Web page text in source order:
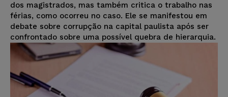
dos magistrados, mas também critica o trabalho nas
férias, como ocorreu no caso. Ele se manifestou em
debate sobre corrupção na capital paulista após ser
confrontado sobre uma possível quebra de hierarquia.